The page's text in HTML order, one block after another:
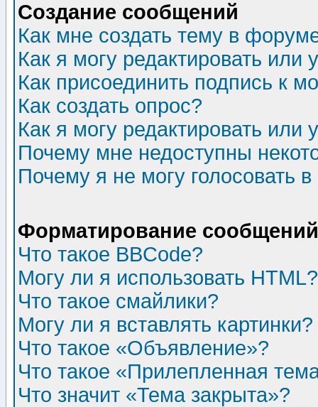
Создание сообщений
Как мне создать тему в
Как я могу редактировать или
Как присоединить подпись к
Как создать опрос?
Как я могу редактировать или
Почему мне недоступны
Почему я не могу голосовать
Форматирование
Что такое BBCode?
Могу ли я использовать HTML?
Что такое смайлики?
Могу ли я вставлять картинки?
Что такое «Объявление»?
Что такое «Прилепленная
Что значит «Тема закрыта»?